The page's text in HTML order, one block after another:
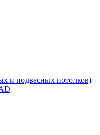
и подвесных потолков)